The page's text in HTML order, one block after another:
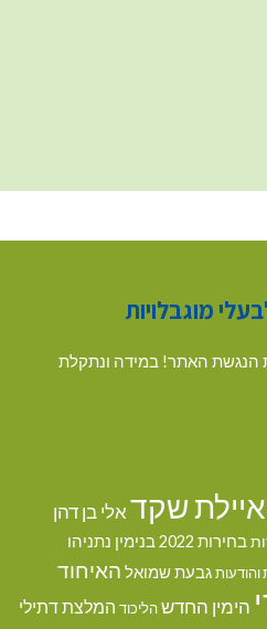
מוגבלויות
הנגשת האתר! במידה ונתקלת
איילת שקדאלי בן דהן
בחירות 2022 בנימין נתניהו
והודעותגבעת שמואל האיחוד
הימין החדשהליכוד המלצת דתילי